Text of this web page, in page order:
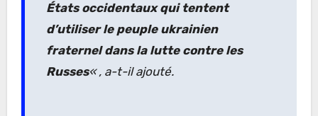
États occidentaux qui tentent
d’utiliser le peuple ukrainien
fraternel dans la lutte contre les
Russes«, a-t-il ajouté.